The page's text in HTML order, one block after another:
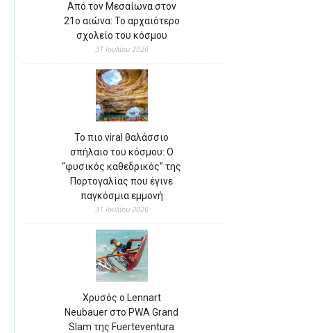
Από τον Μεσαίωνα στον
21ο αιώνα: Το αρχαιότερο
σχολείο του κόσμου
31 Ιουλίου 2026
Το πιο viral θαλάσσιο
σπήλαιο του κόσμου: Ο
“φυσικός καθεδρικός” της
Πορτογαλίας που έγινε
παγκόσμια εμμονή
31 Ιουλίου 2026
Χρυσός ο Lennart
Neubauer στο PWA Grand
Slam της Fuerteventura